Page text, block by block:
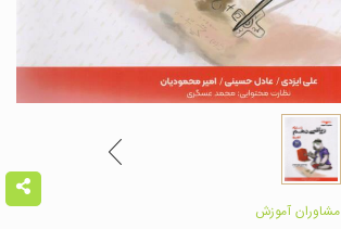
مشاوران آموزش